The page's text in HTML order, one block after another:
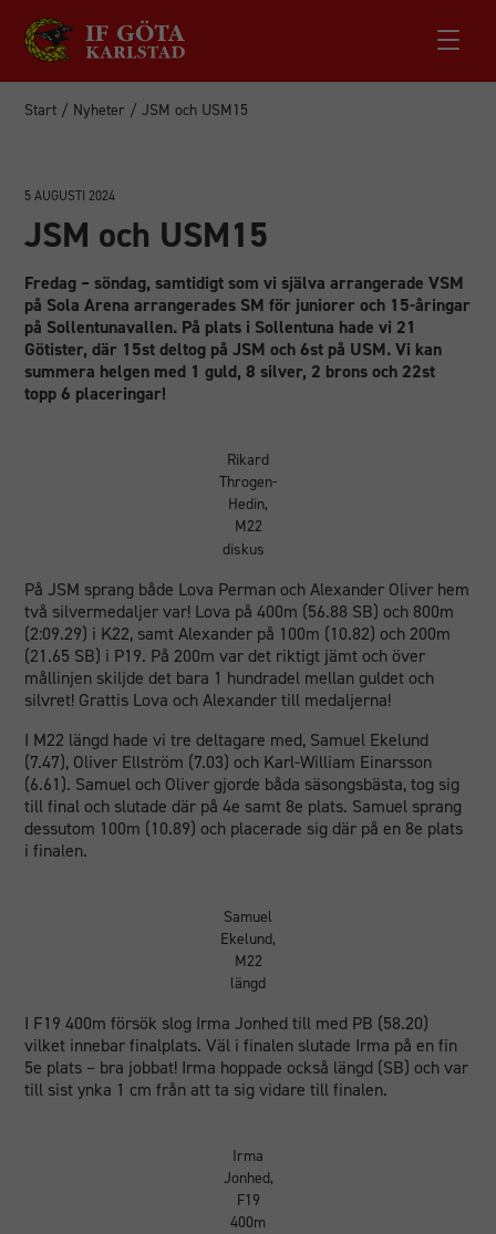
Start / Nyheter /JSM och USM15
5 AUGUSTI 2024
JSM och USM15
Fredag – söndag, samtidigt som vi själva arrangerade VSM
på Sola Arena arrangerades SM för juniorer och 15-åringar
på Sollentunavallen. På plats i Sollentuna hade vi 21
Götister, där 15st deltog på JSM och 6st på USM. Vi kan
summera helgen med 1 guld, 8 silver, 2 brons och 22st
topp 6 placeringar!
Rikard
Throgen-
Hedin,
M22
diskus
På JSM sprang både Lova Perman och Alexander Oliver hem
två silvermedaljer var! Lova på 400m (56.88 SB) och 800m
(2:09.29) i K22, samt Alexander på 100m (10.82) och 200m
(21.65 SB) i P19. På 200m var det riktigt jämt och över
mållinjen skiljde det bara 1 hundradel mellan guldet och
silvret! Grattis Lova och Alexander till medaljerna!
I M22 längd hade vi tre deltagare med, Samuel Ekelund
(7.47), Oliver Ellström (7.03) och Karl-William Einarsson
(6.61). Samuel och Oliver gjorde båda säsongsbästa, tog sig
till final och slutade där på 4e samt 8e plats. Samuel sprang
dessutom 100m (10.89) och placerade sig där på en 8e plats
i finalen.
Samuel
Ekelund,
M22
längd
I F19 400m försök slog Irma Jonhed till med PB (58.20)
vilket innebar finalplats. Väl i finalen slutade Irma på en fin
5e plats – bra jobbat! Irma hoppade också längd (SB) och var
till sist ynka 1 cm från att ta sig vidare till finalen.
Irma
Jonhed,
F19
400m